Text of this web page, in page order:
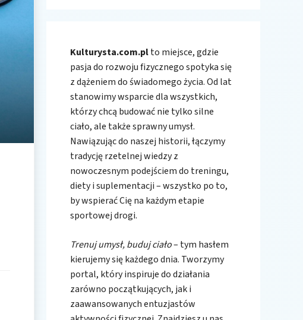
Kulturysta.com.plto miejsce, gdzie
pasja do rozwoju fizycznego spotyka się
z dążeniem do świadomego życia. Od lat
stanowimy wsparcie dla wszystkich,
którzy chcą budować nie tylko silne
ciało, ale także sprawny umysł.
Nawiązując do naszej historii, łączymy
tradycję rzetelnej wiedzy z
nowoczesnym podejściem do treningu,
diety i suplementacji – wszystko po to,
by wspierać Cię na każdym etapie
sportowej drogi.
Trenuj umysł, buduj ciało– tym hasłem
kierujemy się każdego dnia. Tworzymy
portal, który inspiruje do działania
zarówno początkujących, jak i
zaawansowanych entuzjastów